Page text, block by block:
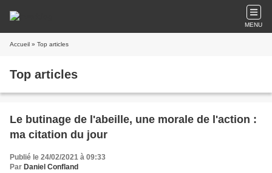
MENU
Accueil » Top articles
Top articles
Le butinage de l'abeille, une morale de l'action :
ma citation du jour
Publié le 24/02/2021 à 09:33
Par Daniel Confland